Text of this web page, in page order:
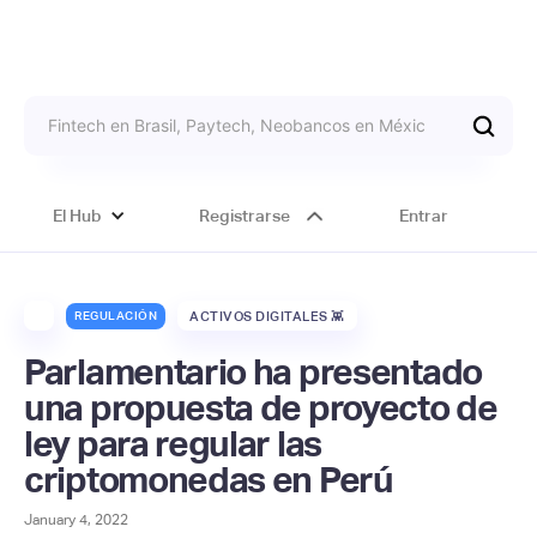
El Hub Registrarse Entrar
REGULACIÓN ACTIVOS DIGITALES 👾
Parlamentario ha presentado
una propuesta de proyecto de
ley para regular las
criptomonedas en Perú
January 4, 2022